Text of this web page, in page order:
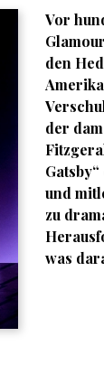
Vor
den
der
und
zu
was